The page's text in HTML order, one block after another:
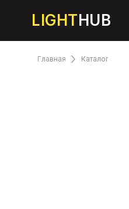
LIGHTHUB
Каталог
Главная